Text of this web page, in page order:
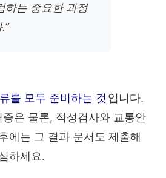
하는 중요한 과정
를 모두 준비하는 것 입니다.
은 물론, 적성검사와 교통안
에는 그 결과 문서도 제출해
하세요.